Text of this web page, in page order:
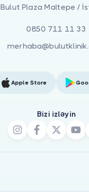
Bulut Plaza Maltepe /
0850 711 11 33
Apple Store
Bizi izləyin